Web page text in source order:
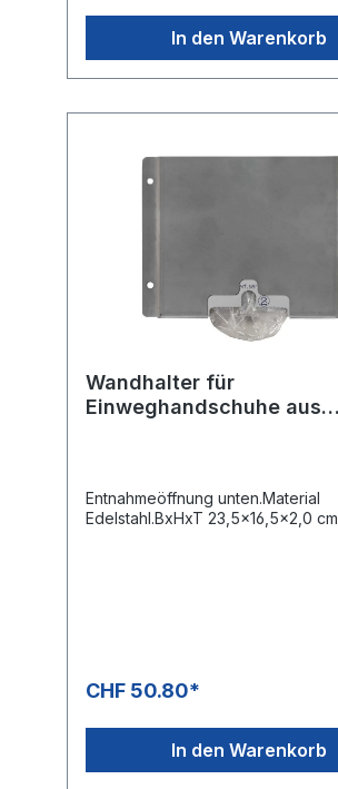
In den Warenkorb
Wandhalter für
Einweghandschuhe aus
Entnahmeöffnung unten.Material
Edelstahl.BxHxT 23,5x16,5x2,0 cm
CHF 50.80*
In den Warenkorb